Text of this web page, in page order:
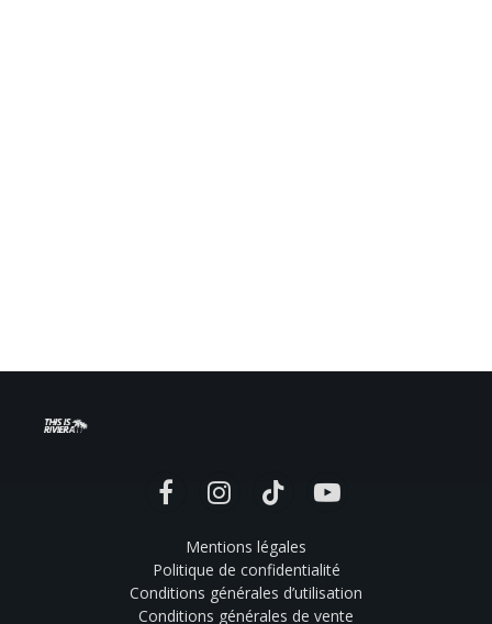
FacebookInstagramTikTok YouTube
Mentions légales
Politique de confidentialité
Conditions générales d’utilisation
Conditions générales de vente